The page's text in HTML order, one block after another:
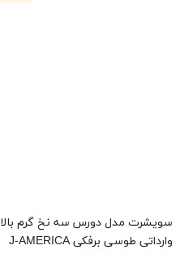
سویشرت مدل دورس سه نخ گرم بالا
وارداتی طوسی برفکی J-AMERICA